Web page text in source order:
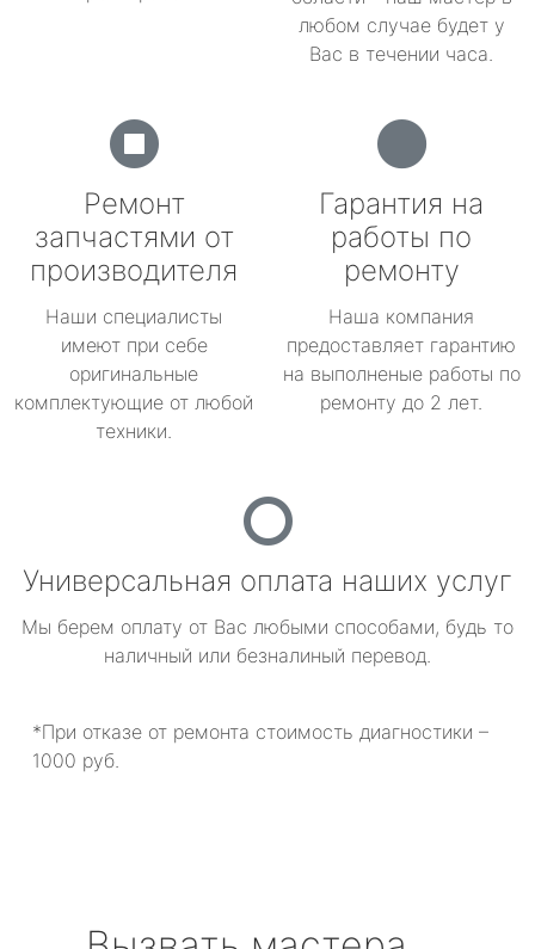
любом случае будет у
Вас в течении часа.
Ремонт
запчастями от
производителя
Наши специалисты
имеют при себе
оригинальные
комплектующие от любой
техники.
Гарантия на
работы по
ремонту
Наша компания
предоставляет гарантию
на выполненые работы по
ремонту до 2 лет.
Универсальная оплата наших услуг
Мы берем оплату от Вас любыми способами, будь то
наличный или безналиный перевод.
*При отказе от ремонта стоимость диагностики –
1000 руб.